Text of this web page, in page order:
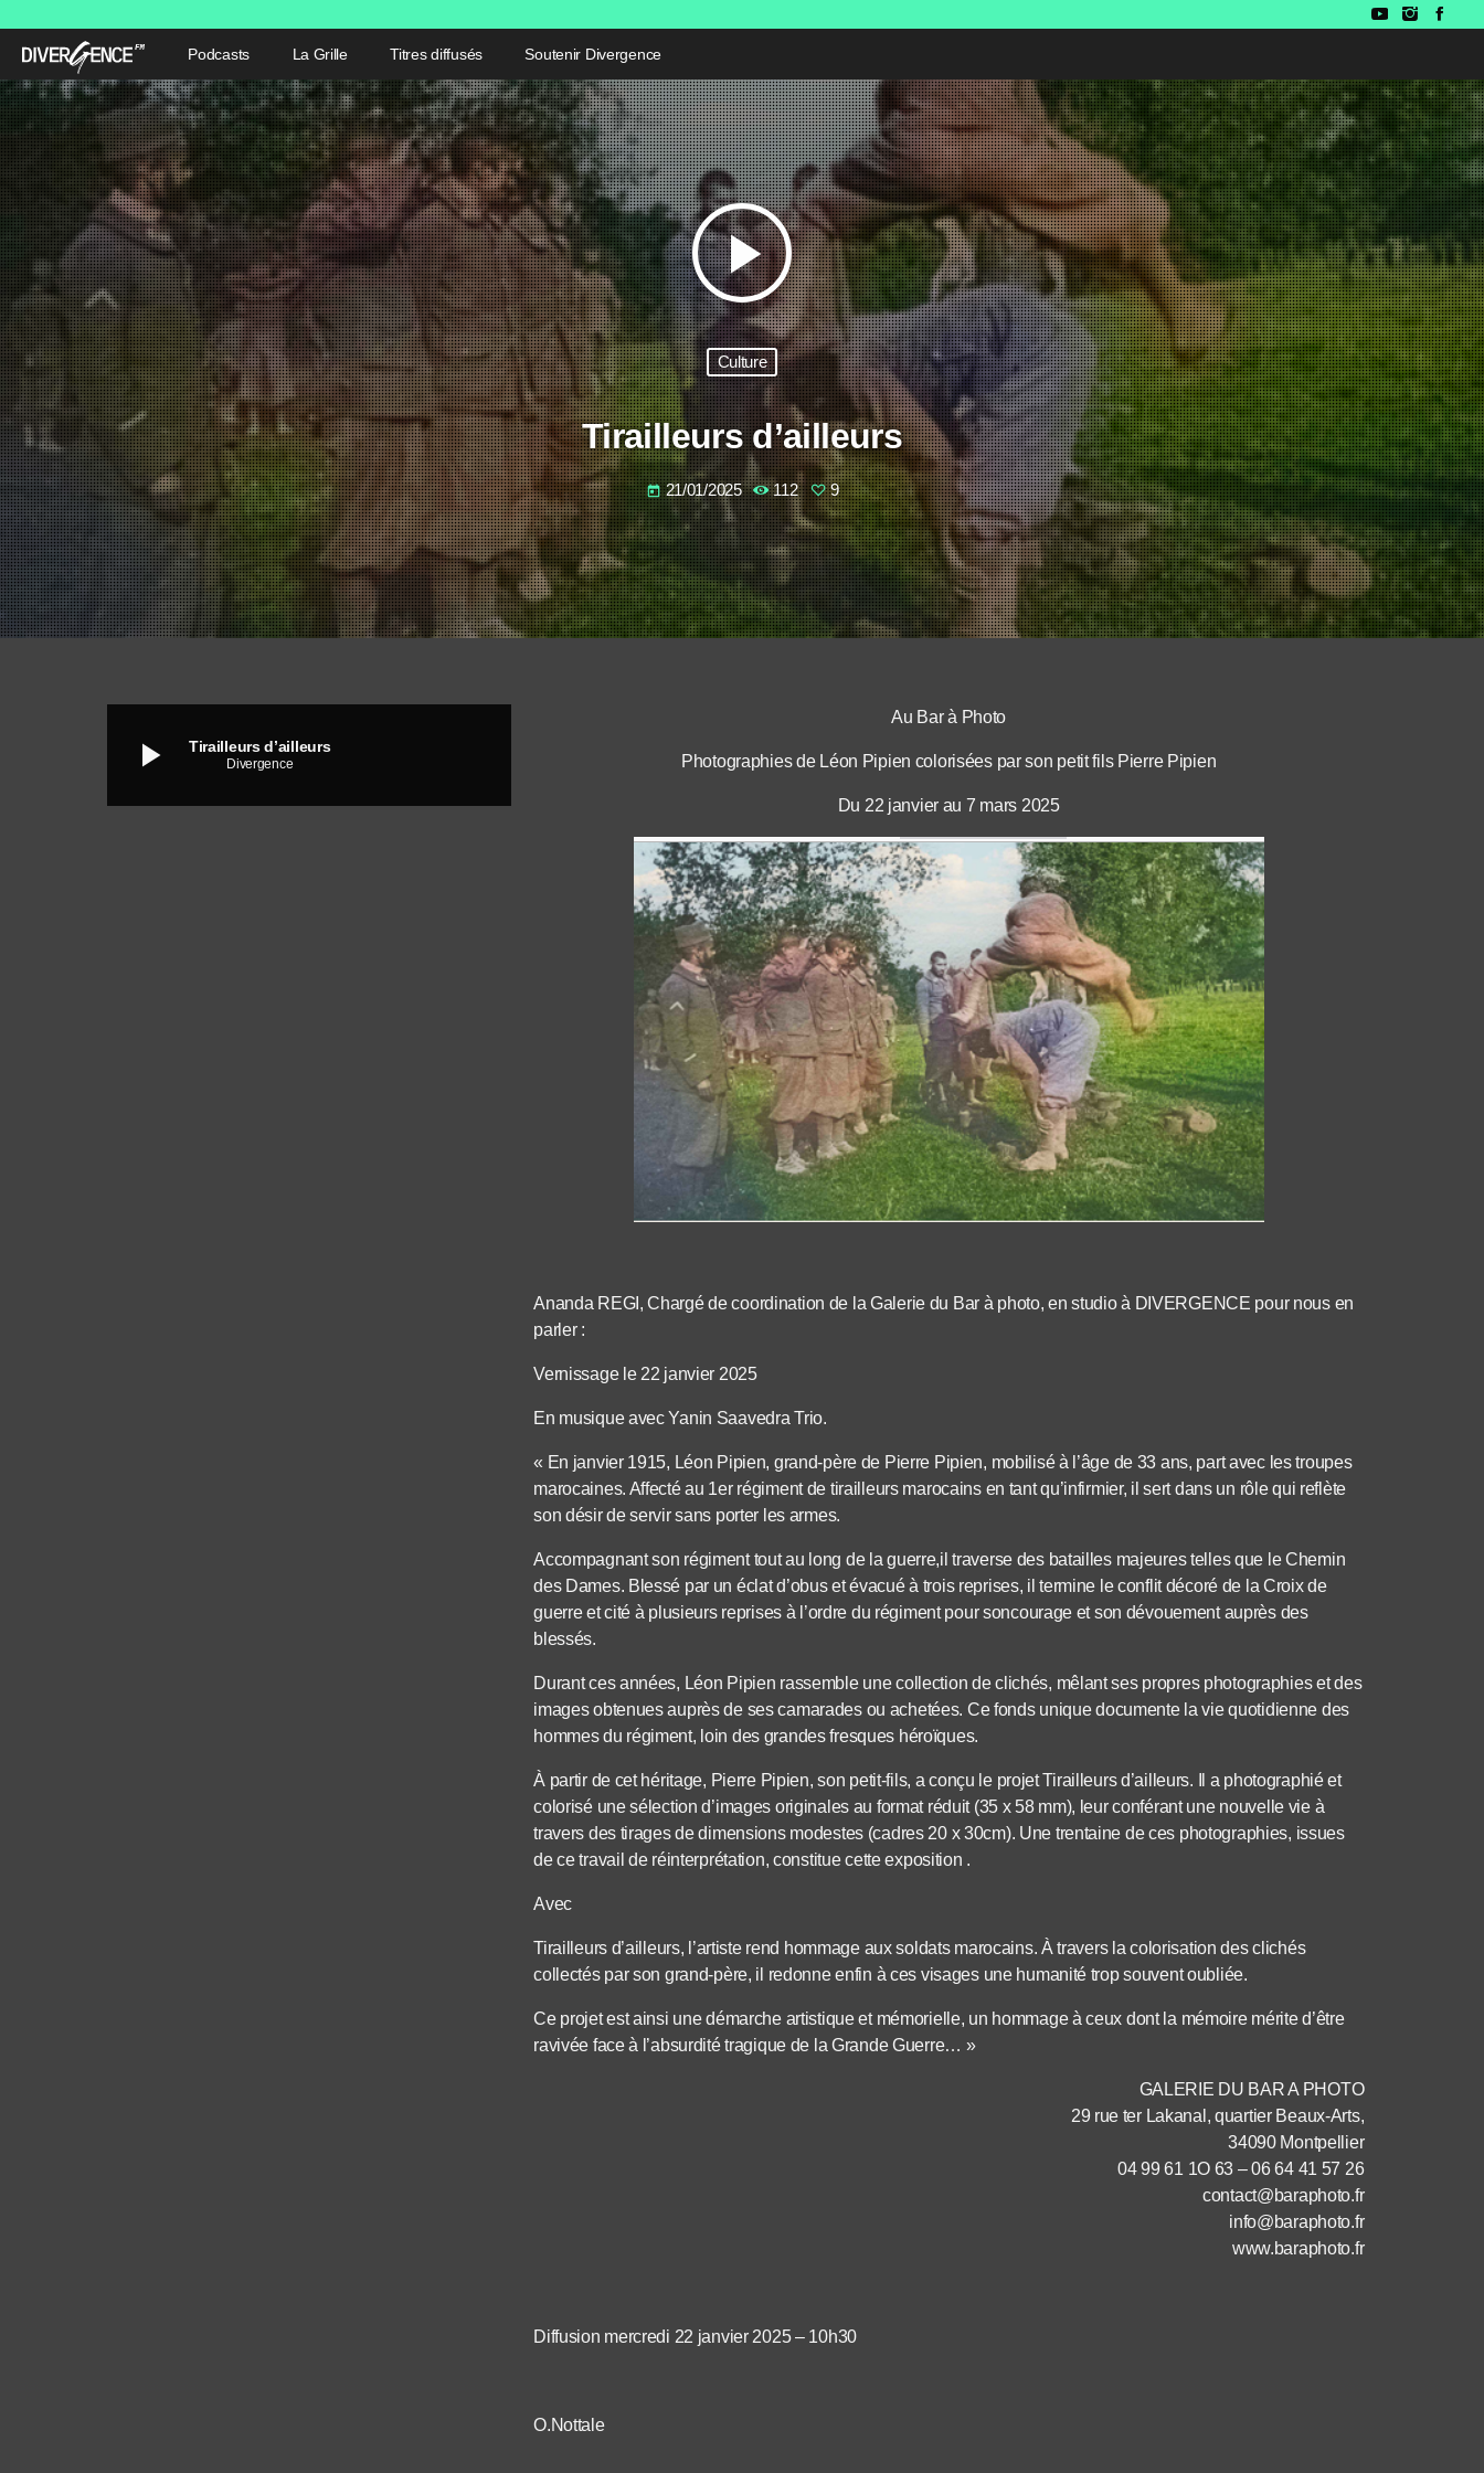
Podcasts La Grille Titres diffusés Soutenir Divergence
play_arrow
Culture
Tirailleurs d’ailleurs
today 21/01/2025 112 9
play_arrow Tirailleurs d’ailleurs
Divergence
Au Bar à Photo
Photographies de Léon Pipien colorisées par son petit fils Pierre Pipien
Du 22 janvier au 7 mars 2025
Ananda REGI, Chargé de coordination de la Galerie du Bar à photo, en studio à DIVERGENCE pour nous en
parler :
Vernissage le 22 janvier 2025
En musique avec Yanin Saavedra Trio.
« En janvier 1915, Léon Pipien, grand-père de Pierre Pipien, mobilisé à l’âge de 33 ans, part avec les troupes
marocaines. Affecté au 1er régiment de tirailleurs marocains en tant qu’infirmier, il sert dans un rôle qui reflète
son désir de servir sans porter les armes.
Accompagnant son régiment tout au long de la guerre,il traverse des batailles majeures telles que le Chemin
des Dames. Blessé par un éclat d’obus et évacué à trois reprises, il termine le conflit décoré de la Croix de
guerre et cité à plusieurs reprises à l’ordre du régiment pour soncourage et son dévouement auprès des
blessés.
Durant ces années, Léon Pipien rassemble une collection de clichés, mêlant ses propres photographies et des
images obtenues auprès de ses camarades ou achetées. Ce fonds unique documente la vie quotidienne des
hommes du régiment, loin des grandes fresques héroïques.
À partir de cet héritage, Pierre Pipien, son petit-fils, a conçu le projet Tirailleurs d’ailleurs. Il a photographié et
colorisé une sélection d’images originales au format réduit (35 x 58 mm), leur conférant une nouvelle vie à
travers des tirages de dimensions modestes (cadres 20 x 30cm). Une trentaine de ces photographies, issues
de ce travail de réinterprétation, constitue cette exposition .
Avec
Tirailleurs d’ailleurs, l’artiste rend hommage aux soldats marocains. À travers la colorisation des clichés
collectés par son grand-père, il redonne enfin à ces visages une humanité trop souvent oubliée.
Ce projet est ainsi une démarche artistique et mémorielle, un hommage à ceux dont la mémoire mérite d’être
ravivée face à l’absurdité tragique de la Grande Guerre… »
GALERIE DU BAR A PHOTO
29 rue ter Lakanal, quartier Beaux-Arts,
34090 Montpellier
04 99 61 1O 63 – 06 64 41 57 26
contact@baraphoto.fr
info@baraphoto.fr
www.baraphoto.fr
Diffusion mercredi 22 janvier 2025 – 10h30
O.Nottale